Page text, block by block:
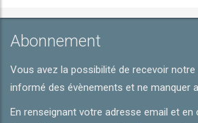
Abonnement
Vous avez la possibilité de recevoir
informé des évènements et ne manquer
En renseignant votre adresse email et en